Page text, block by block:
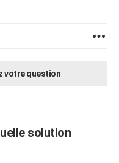
votre question
solution